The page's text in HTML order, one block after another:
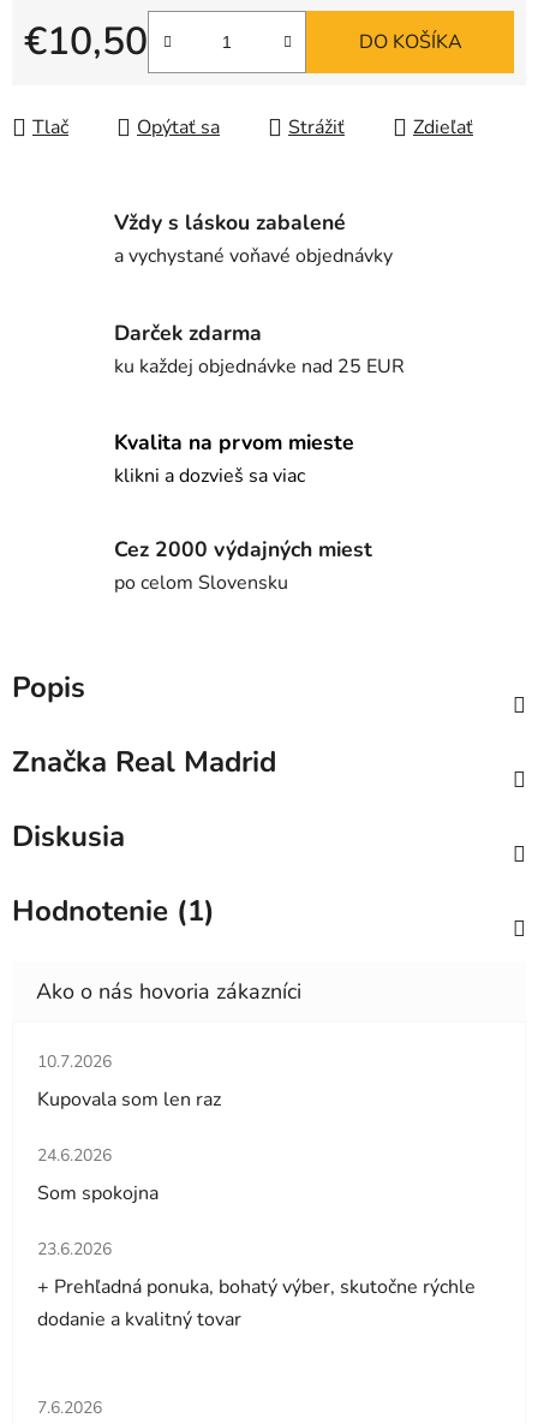
€10,50
Jednotková cena:
DO KOŠÍKA
Tlač Opýtať sa Strážiť Zdieľať
Vždy s láskou zabalené
a vychystané voňavé objednávky
Darček zdarma
ku každej objednávke nad 25 EUR
Kvalita na prvom mieste
klikni a dozvieš sa viac
Cez 2000 výdajných miest
po celom Slovensku
Popis
Značka Real Madrid
Diskusia
Hodnotenie (1)
Hodnotenie obchodu je 5 z 5 hviezdičiek.
10.7.2026
Kupovala som len raz
Hodnotenie obchodu je 5 z 5 hviezdičiek.
24.6.2026
Som spokojna
Hodnotenie obchodu je 5 z 5 hviezdičiek.
23.6.2026
+ Prehľadná ponuka, bohatý výber, skutočne rýchle
dodanie a kvalitný tovar
Hodnotenie obchodu je 5 z 5 hviezdičiek.
7.6.2026